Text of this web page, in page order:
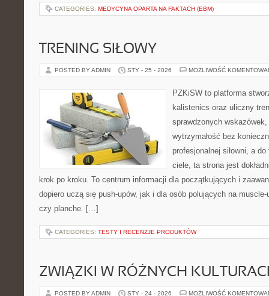
CATEGORIES: MEDYCYNA OPARTA NA FAKTACH (EBM)
TRENING SIŁOWY
POSTED BY ADMIN STY - 25 - 2026 MOŻLIWOŚĆ
PZKiSW to platforma
kalistenics oraz uliczny
sprawdzonych
wytrzymałość bez
profesjonalnej siłowni, a
ciele, ta strona jest
krok po kroku. To centrum informacji dla początkujących i
dopiero uczą się push-upów, jak i dla osób polujących na
czy planche. […]
CATEGORIES: TESTY I RECENZJE PRODUKTÓW
ZWIĄZKI W RÓŻNYCH
POSTED BY ADMIN STY - 24 - 2026 MOŻLIWOŚĆ